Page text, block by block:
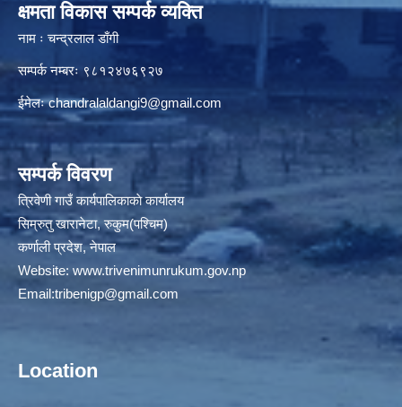
क्षमता विकास सम्पर्क व्यक्ति
नाम ः चन्द्रलाल डाँगी
सम्पर्क नम्बरः ९८१२४७६९२७
ईमेलःchandralaldangi9@gmail.com
सम्पर्क विवरण
त्रिवेणी गाउँ कार्यपालिकाकाे कार्यालय
सिम्रुतु खारानेटा, रुकुम(पश्‍चिम)
कर्णाली प्रदेश, नेपाल
Website: www.trivenimunrukum.gov.np
Email:tribenigp@gmail.com
Location